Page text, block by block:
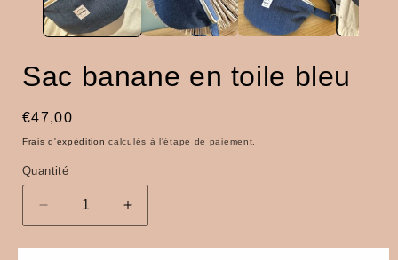
fenêtre
modale
Sac banane en toile bleu
Prix
habituel
€47,00
Frais d'expédition calculés à l'étape de paiement.
Quantité
Quantité
Réduire
la
quantité
Augmenter
la
quantité